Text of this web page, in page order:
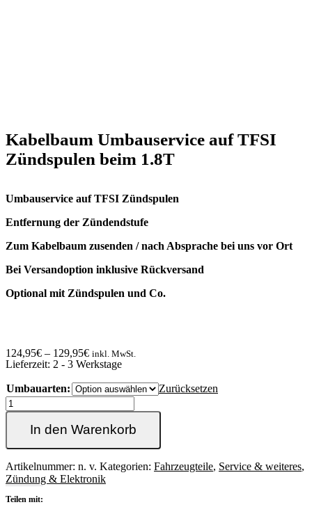
Kabelbaum Umbauservice auf TFSI
Zündspulen beim 1.8T
Umbauservice auf TFSI Zündspulen
Entfernung der Zündendstufe
Zum Kabelbaum zusenden / nach Absprache bei uns vor Ort
Bei Versandoption inklusive Rückversand
Optional mit Zündspulen und Co.
124,95€ – 129,95€ inkl. MwSt.
Lieferzeit: 2 - 3 Werkstage
Umbauarten:
Zurücksetzen
Kabelbaum
Umbauservice
Zündspulen
beim
1.8T
Menge
In den Warenkorb
Artikelnummer: n. v. Kategorien: Fahrzeugteile, Service & weiteres,
Zündung & Elektronik
Teilen mit: